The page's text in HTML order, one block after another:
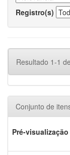
Registro(s)
Resultado 1-1
Conjunto de
Pré-visualização